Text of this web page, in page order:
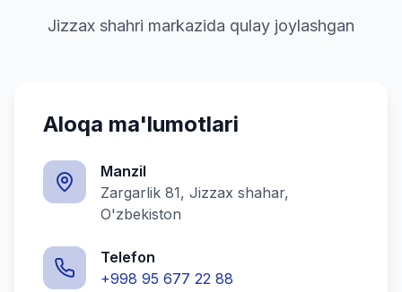
Jizzax shahri markazida qulay joylashgan
Aloqa ma'lumotlari
Manzil
Zargarlik 81, Jizzax shahar,
O'zbekiston
Telefon
+998 95 677 22 88